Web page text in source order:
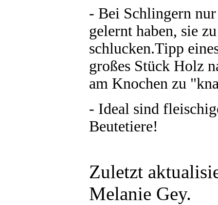
- Bei Schlingern
gelernt haben, sie
schlucken.Tipp
großes Stück Holz
am Knochen zu
- Ideal sind
Beutetiere!
Zuletzt
Melanie Gey.